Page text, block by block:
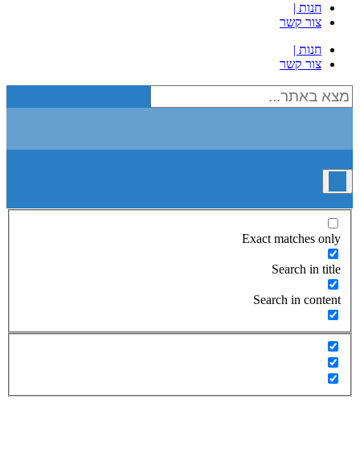
חנות |
צור קשר
חנות |
צור קשר
Exact matches only
Search in title
Search in content